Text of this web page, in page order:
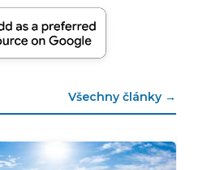
Všechny články →